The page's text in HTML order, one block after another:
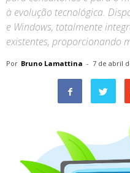
à evolução tecnológica.
e Windows, totalmente
existentes, proporcionando
Por Bruno Lamattina - 7 de abril